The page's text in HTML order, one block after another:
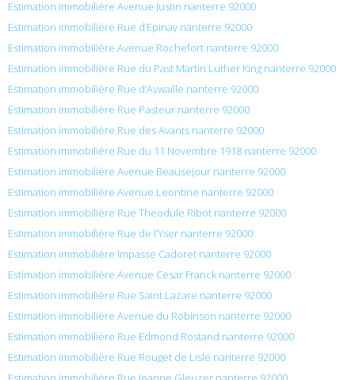
Estimation immobilière Avenue Justin nanterre 92000
Estimation immobilière Rue d’Epinay nanterre 92000
Estimation immobilière Avenue Rochefort nanterre 92000
Estimation immobilière Rue du Past Martin Luther King nanterre 92000
Estimation immobilière Rue d’Aywaille nanterre 92000
Estimation immobilière Rue Pasteur nanterre 92000
Estimation immobilière Rue des Avants nanterre 92000
Estimation immobilière Rue du 11 Novembre 1918 nanterre 92000
Estimation immobilière Avenue Beausejour nanterre 92000
Estimation immobilière Avenue Leontine nanterre 92000
Estimation immobilière Rue Theodule Ribot nanterre 92000
Estimation immobilière Rue de l’Yser nanterre 92000
Estimation immobilière Impasse Cadoret nanterre 92000
Estimation immobilière Avenue Cesar Franck nanterre 92000
Estimation immobilière Rue Saint Lazare nanterre 92000
Estimation immobilière Avenue du Robinson nanterre 92000
Estimation immobilière Rue Edmond Rostand nanterre 92000
Estimation immobilière Rue Rouget de Lisle nanterre 92000